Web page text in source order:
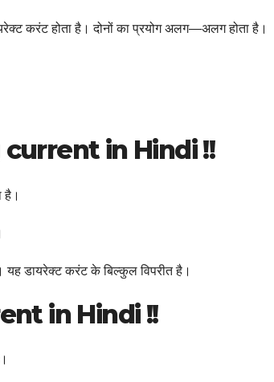
करंट होता है। दोनों का प्रयोग अलग—अलग होता है।
current in Hindi !!
है।
यह डायरेक्ट करंट के बिल्कुल विप​रीत है।
in Hindi !!